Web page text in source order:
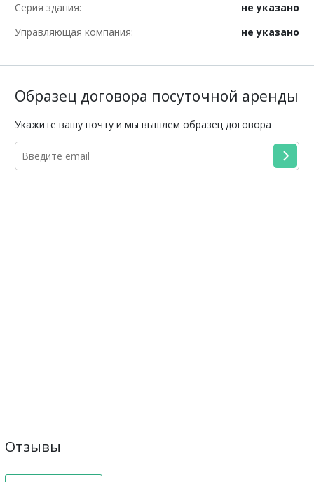
Серия здания:
не указано
Управляющая компания:
не указано
Образец договора посуточной аренды
Укажите вашу почту и мы вышлем образец договора
Отзывы